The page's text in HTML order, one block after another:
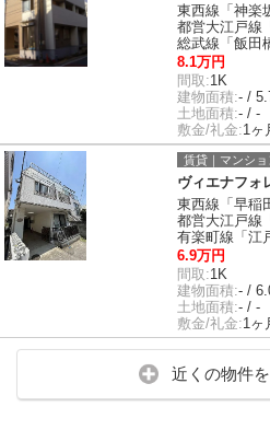
東西線「神楽
都営大江戸線
総武線「飯田
8.1万円
間取:1K
建物面積:- /
土地面積:- / -
敷金/礼金:1ヶ
賃貸｜マンショ
ヴィエナフォ
東西線「早稲
都営大江戸線
有楽町線「江
6.9万円
間取:1K
建物面積:- /
土地面積:- / -
敷金/礼金:1ヶ
近くの物件